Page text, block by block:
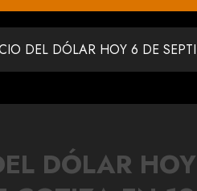
DEL DÓLAR HOY 6 DE
DÓLAR